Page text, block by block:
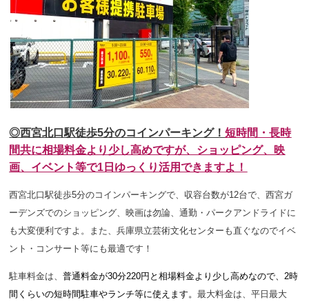
◎西宮北口駅徒歩5分のコインパーキング！短時間・長時
間共に相場料金より少し高めですが、ショッピング、映
画、イベント等で1日ゆっくり活用できますよ！
西宮北口駅徒歩5分のコインパーキングで、収容台数が12台で、西宮ガ
ーデンズでのショッピング、映画は勿論、通勤・パークアンドライドに
も大変便利ですよ。また、兵庫県立芸術文化センターも直ぐなのでイベ
ント・コンサート等にも最適です！
駐車料金は、普通料金が30分220円と相場料金より少し高めなので、2時
間くらいの短時間駐車やランチ等に使えます。最大料金は、平日最大